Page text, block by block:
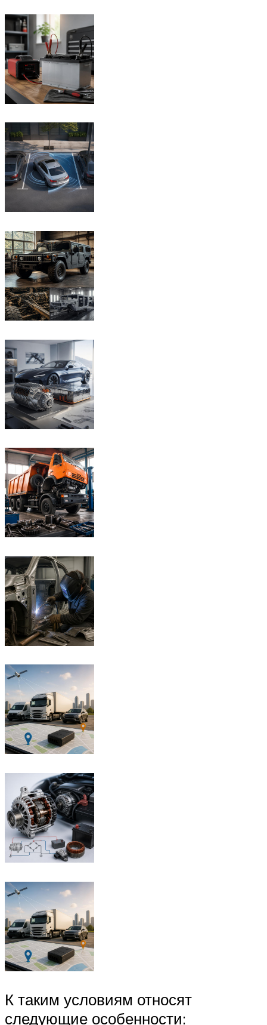
К таким условиям относят
следующие особенности: